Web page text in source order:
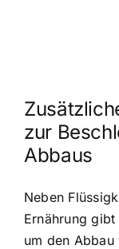
zur
Abbaus
Neben
Ernährung
um den